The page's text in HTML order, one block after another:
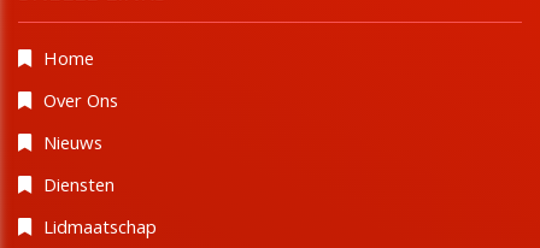
Home
Over Ons
Nieuws
Diensten
Lidmaatschap